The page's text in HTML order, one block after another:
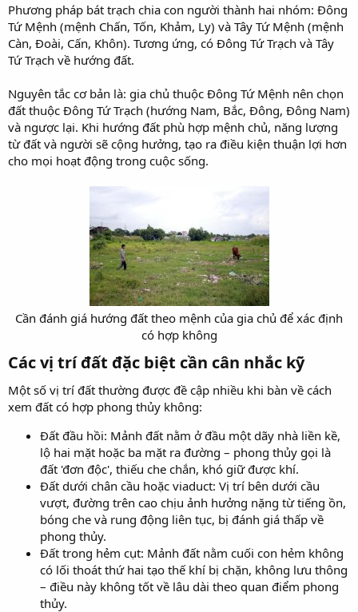
Phương pháp bát trạch chia con người thành hai nhóm: Đông
Tứ Mệnh (mệnh Chấn, Tốn, Khảm, Ly) và Tây Tứ Mệnh (mệnh
Càn, Đoài, Cấn, Khôn). Tương ứng, có Đông Tứ Trạch và Tây
Tứ Trạch về hướng đất.
Nguyên tắc cơ bản là: gia chủ thuộc Đông Tứ Mệnh nên chọn
đất thuộc Đông Tứ Trạch (hướng Nam, Bắc, Đông, Đông Nam)
và ngược lại. Khi hướng đất phù hợp mệnh chủ, năng lượng
từ đất và người sẽ cộng hưởng, tạo ra điều kiện thuận lợi hơn
cho mọi hoạt động trong cuộc sống.
Cần đánh giá hướng đất theo mệnh của gia chủ để xác định
có hợp không​
Các vị trí đất đặc biệt cần cân nhắc kỹ​
Một số vị trí đất thường được đề cập nhiều khi bàn về cách
xem đất có hợp phong thủy không:
Đất đầu hồi: Mảnh đất nằm ở đầu một dãy nhà liền kề,
lộ hai mặt hoặc ba mặt ra đường – phong thủy gọi là
đất 'đơn độc', thiếu che chắn, khó giữ được khí.
Đất dưới chân cầu hoặc viaduct: Vị trí bên dưới cầu
vượt, đường trên cao chịu ảnh hưởng nặng từ tiếng ồn,
bóng che và rung động liên tục, bị đánh giá thấp về
phong thủy.
Đất trong hẻm cụt: Mảnh đất nằm cuối con hẻm không
có lối thoát thứ hai tạo thế khí bị chặn, không lưu thông
– điều này không tốt về lâu dài theo quan điểm phong
thủy.